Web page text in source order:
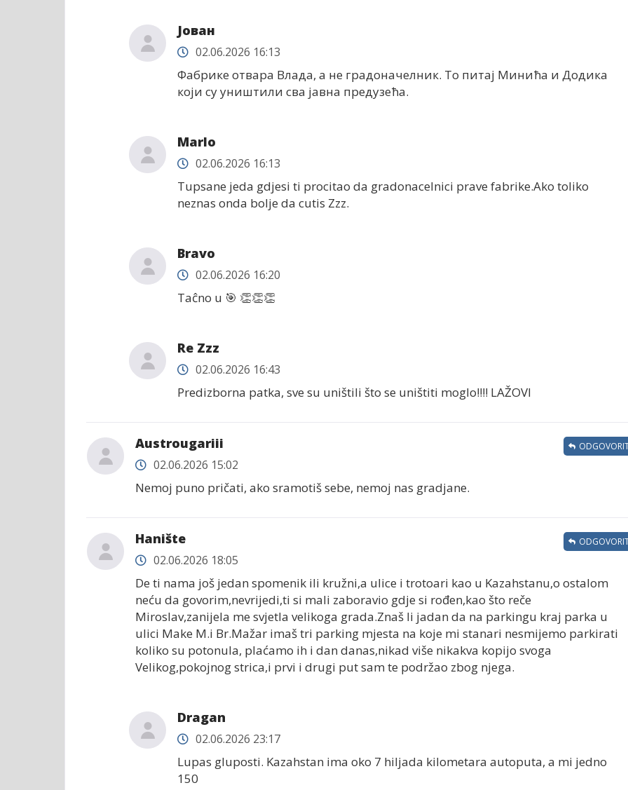
Јован
02.06.2026 16:13
Фабрике отвара Влада, а не градоначелник. То питај Минића и Додика
који су уништили сва јавна предузећа.
Marlo
02.06.2026 16:13
Tupsane jeda gdjesi ti procitao da gradonacelnici prave fabrike.Ako toliko
neznas onda bolje da cutis Zzz.
Bravo
02.06.2026 16:20
Taĉno u 🎯 👏👏👏
Re Zzz
02.06.2026 16:43
Predizborna patka, sve su uništili što se uništiti moglo!!!! LAŽOVI
Austrougariii
02.06.2026 15:02
Nemoj puno pričati, ako sramotiš sebe, nemoj nas gradjane.
Hanište
02.06.2026 18:05
De ti nama još jedan spomenik ili kružni,a ulice i trotoari kao u Kazahstanu,o ostalom
neću da govorim,nevrijedi,ti si mali zaboravio gdje si rođen,kao što reče
Miroslav,zanijela me svjetla velikoga grada.Znaš li jadan da na parkingu kraj parka u
ulici Make M.i Br.Mažar imaš tri parking mjesta na koje mi stanari nesmijemo parkirati
koliko su potonula, plaćamo ih i dan danas,nikad više nikakva kopijo svoga
Velikog,pokojnog strica,i prvi i drugi put sam te podržao zbog njega.
Dragan
02.06.2026 23:17
Lupas gluposti. Kazahstan ima oko 7 hiljada kilometara autoputa, a mi jedno
150